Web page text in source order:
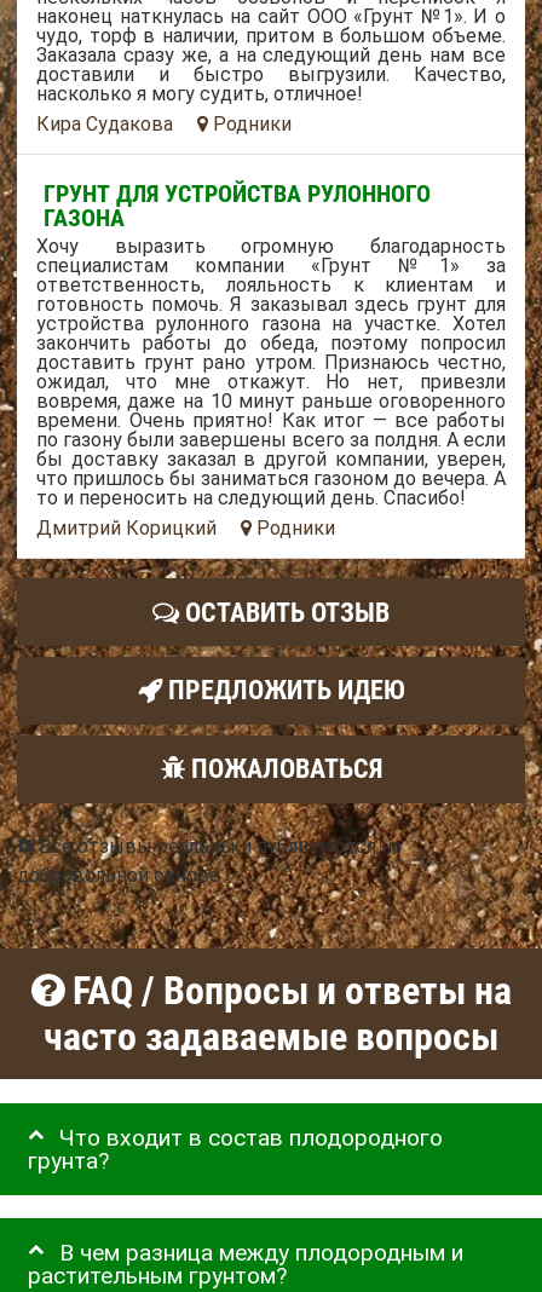
наконец наткнулась на сайт ООО «Грунт №1». И о
чудо, торф в наличии, притом в большом объеме.
Заказала сразу же, а на следующий день нам все
доставили и быстро выгрузили. Качество,
насколько я могу судить, отличное!
Кира Судакова
Родники
ГРУНТ ДЛЯ УСТРОЙСТВА РУЛОННОГО
ГАЗОНА
Хочу выразить огромную благодарность
специалистам компании «Грунт №1» за
ответственность, лояльность к клиентам и
готовность помочь. Я заказывал здесь грунт для
устройства рулонного газона на участке. Хотел
закончить работы до обеда, поэтому попросил
доставить грунт рано утром. Признаюсь честно,
ожидал, что мне откажут. Но нет, привезли
вовремя, даже на 10 минут раньше оговоренного
времени. Очень приятно! Как итог — все работы
по газону были завершены всего за полдня. А если
бы доставку заказал в другой компании, уверен,
что пришлось бы заниматься газоном до вечера. А
то и переносить на следующий день. Спасибо!
Дмитрий Корицкий
Родники
ОСТАВИТЬ ОТЗЫВ
ПРЕДЛОЖИТЬ ИДЕЮ
ПОЖАЛОВАТЬСЯ
Все отзывы реальны и публикуются на
добровольной основе
FAQ / Вопросы и ответы на
часто задаваемые вопросы
Что входит в состав плодородного
грунта?
В чем разница между плодородным и
растительным грунтом?